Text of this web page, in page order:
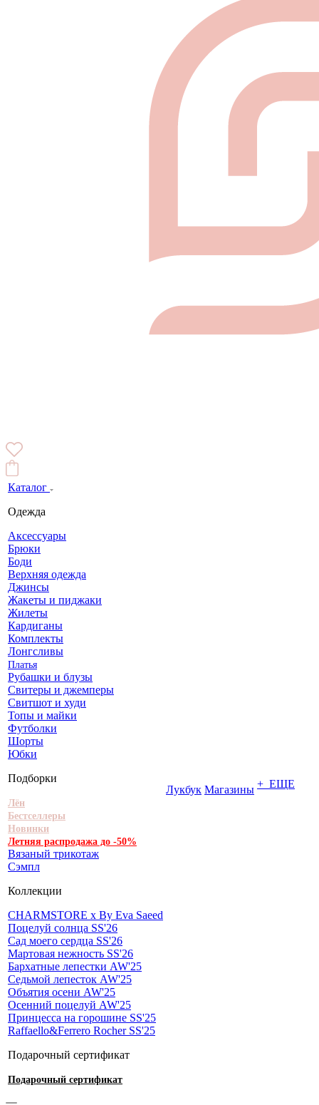
Каталог
Одежда
Аксессуары
Брюки
Боди
Верхняя одежда
Джинсы
Жакеты и пиджаки
Жилеты
Кардиганы
Комплекты
Лонгсливы
Платья
Рубашки и блузы
Свитеры и джемперы
Свитшот и худи
Топы и майки
Футболки
Шорты
Юбки
Подборки
Лён
Бестселлеры
Новинки
Летняя распродажа до -50%
Вязаный трикотаж
Сэмпл
Коллекции
CHARMSTORE х By Eva Saeed
Поцелуй солнца SS'26
Сад моего сердца SS'26
Мартовая нежность SS'26
Бархатные лепестки AW'25
Седьмой лепесток AW'25
Объятия осени AW'25
Осенний поцелуй AW'25
Принцесса на горошине SS'25
Raffaello&Ferrero Rocher SS'25
Подарочный сертификат
Подарочный сертификат
Лукбук Магазины + ЕЩЕ